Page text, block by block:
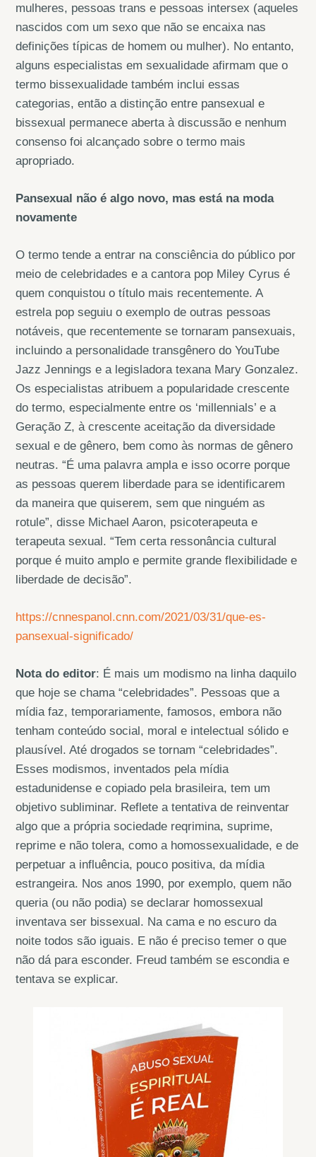
mulheres, pessoas trans e pessoas intersex (aqueles
nascidos com um sexo que não se encaixa nas
definições típicas de homem ou mulher). No entanto,
alguns especialistas em sexualidade afirmam que o
termo bissexualidade também inclui essas
categorias, então a distinção entre pansexual e
bissexual permanece aberta à discussão e nenhum
consenso foi alcançado sobre o termo mais
apropriado.
Pansexual não é algo novo, mas está na moda
novamente
O termo tende a entrar na consciência do público por
meio de celebridades e a cantora pop Miley Cyrus é
quem conquistou o título mais recentemente. A
estrela pop seguiu o exemplo de outras pessoas
notáveis, que recentemente se tornaram pansexuais,
incluindo a personalidade transgênero do YouTube
Jazz Jennings e a legisladora texana Mary Gonzalez.
Os especialistas atribuem a popularidade crescente
do termo, especialmente entre os ‘millennials’ e a
Geração Z, à crescente aceitação da diversidade
sexual e de gênero, bem como às normas de gênero
neutras. “É uma palavra ampla e isso ocorre porque
as pessoas querem liberdade para se identificarem
da maneira que quiserem, sem que ninguém as
rotule”, disse Michael Aaron, psicoterapeuta e
terapeuta sexual. “Tem certa ressonância cultural
porque é muito amplo e permite grande flexibilidade e
liberdade de decisão”.
https://cnnespanol.cnn.com/2021/03/31/que-es-
pansexual-significado/
Nota do editor: É mais um modismo na linha daquilo
que hoje se chama “celebridades”. Pessoas que a
mídia faz, temporariamente, famosos, embora não
tenham conteúdo social, moral e intelectual sólido e
plausível. Até drogados se tornam “celebridades”.
Esses modismos, inventados pela mídia
estadunidense e copiado pela brasileira, tem um
objetivo subliminar. Reflete a tentativa de reinventar
algo que a própria sociedade reqrimina, suprime,
reprime e não tolera, como a homossexualidade, e de
perpetuar a influência, pouco positiva, da mídia
estrangeira. Nos anos 1990, por exemplo, quem não
queria (ou não podia) se declarar homossexual
inventava ser bissexual. Na cama e no escuro da
noite todos são iguais. E não é preciso temer o que
não dá para esconder. Freud também se escondia e
tentava se explicar.